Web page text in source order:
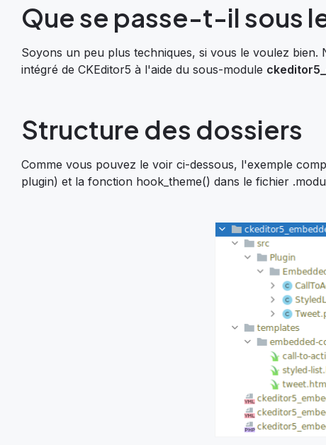
Que se passe-t-il sous
Soyons un peu plus techniques, si vous le voulez
intégré de CKEditor5 à l'aide du sous-module
Structure des dossiers
Comme vous pouvez le voir ci-dessous, l'exemple
plugin) et la fonction hook_theme() dans le fichier